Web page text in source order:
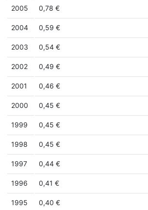
2005 0,78 €
2004 0,59 €
2003 0,54 €
2002 0,49 €
2001 0,46 €
2000 0,45 €
1999 0,45 €
1998 0,45 €
1997 0,44 €
1996 0,41 €
1995 0,40 €